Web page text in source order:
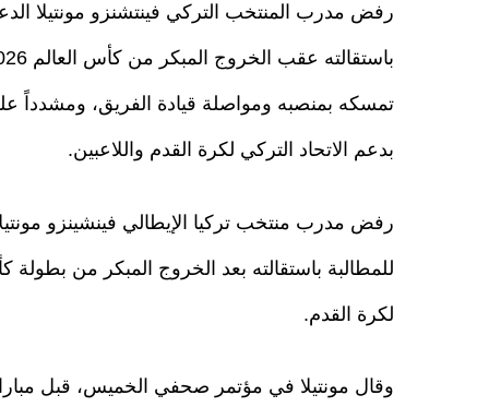
رفض مدرب المنتخب التركي فينتشنزو مونتيلا
تمسكه بمنصبه ومواصلة قيادة الفريق، ومشدداً
بدعم الاتحاد التركي لكرة القدم واللاعبين.
رفض مدرب منتخب تركيا الإيطالي فينشينزو
للمطالبة باستقالته بعد الخروج المبكر من بطولة
لكرة القدم.
وقال مونتيلا في مؤتمر صحفي الخميس، قبل